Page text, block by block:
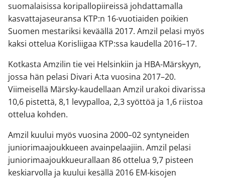
suomalaisissa koripallopiireissä johdattamalla
kasvattajaseuransa KTP:n 16-vuotiaiden poikien
Suomen mestariksi keväällä 2017. Amzil pelasi myös
kaksi ottelua Korisliigaa KTP:ssa kaudella 2016–17.
Kotkasta Amzilin tie vei Helsinkiin ja HBA-Märskyyn,
jossa hän pelasi Divari A:ta vuosina 2017–20.
Viimeisellä Märsky-kaudellaan Amzil urakoi divarissa
10,6 pistettä, 8,1 levypalloa, 2,3 syöttöä ja 1,6 riistoa
ottelua kohden.
Amzil kuului myös vuosina 2000–02 syntyneiden
juniorimaajoukkueen avainpelaajiin. Amzil pelasi
juniorimaajoukkueurallaan 86 ottelua 9,7 pisteen
keskiarvolla ja kuului kesällä 2016 EM-kisojen